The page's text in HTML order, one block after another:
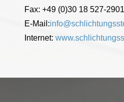
Fax: +49 (0)30 18 527-2901
E-Mail:
Internet: